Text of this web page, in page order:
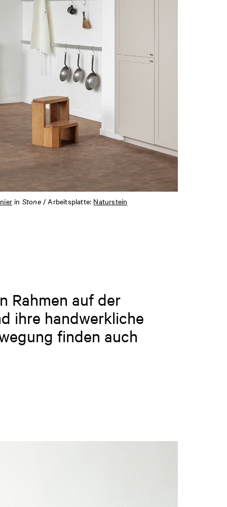
in Stone/ Arbeitsplatte: Naturstein
Rahmen auf der
ihre handwerkliche
finden auch